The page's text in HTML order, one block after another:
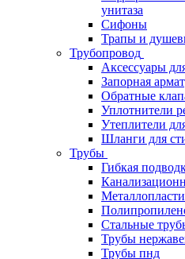
унитаза
Сифоны
Трапы и
Трубопровод
Аксессуары
Запорная
Обратные
Уплотнители
Утеплители
Шланги для
Трубы
Гибкая
Стальные
Трубы
Трубы пнд